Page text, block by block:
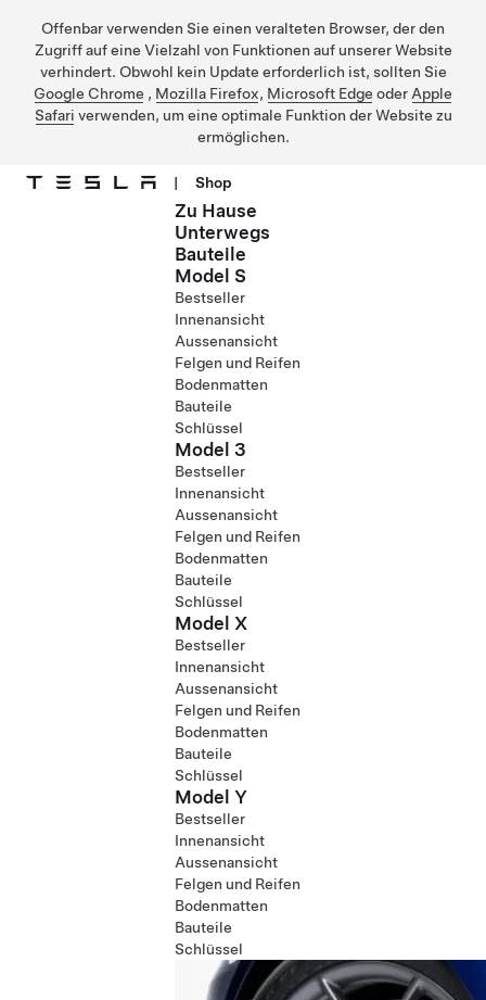
Offenbar verwenden Sie einen veralteten Browser, der den
Zugriff auf eine Vielzahl von Funktionen auf unserer Website
verhindert. Obwohl kein Update erforderlich ist, sollten Sie
Google Chrome , Mozilla Firefox, Microsoft Edge oder Apple
Safari verwenden, um eine optimale Funktion der Website zu
ermöglichen.
| Shop
Zu Hause
Unterwegs
Bauteile
Model S
Bestseller
Innenansicht
Aussenansicht
Felgen und Reifen
Bodenmatten
Bauteile
Schlüssel
Model 3
Bestseller
Innenansicht
Aussenansicht
Felgen und Reifen
Bodenmatten
Bauteile
Schlüssel
Model X
Bestseller
Innenansicht
Aussenansicht
Felgen und Reifen
Bodenmatten
Bauteile
Schlüssel
Model Y
Bestseller
Innenansicht
Aussenansicht
Felgen und Reifen
Bodenmatten
Bauteile
Schlüssel